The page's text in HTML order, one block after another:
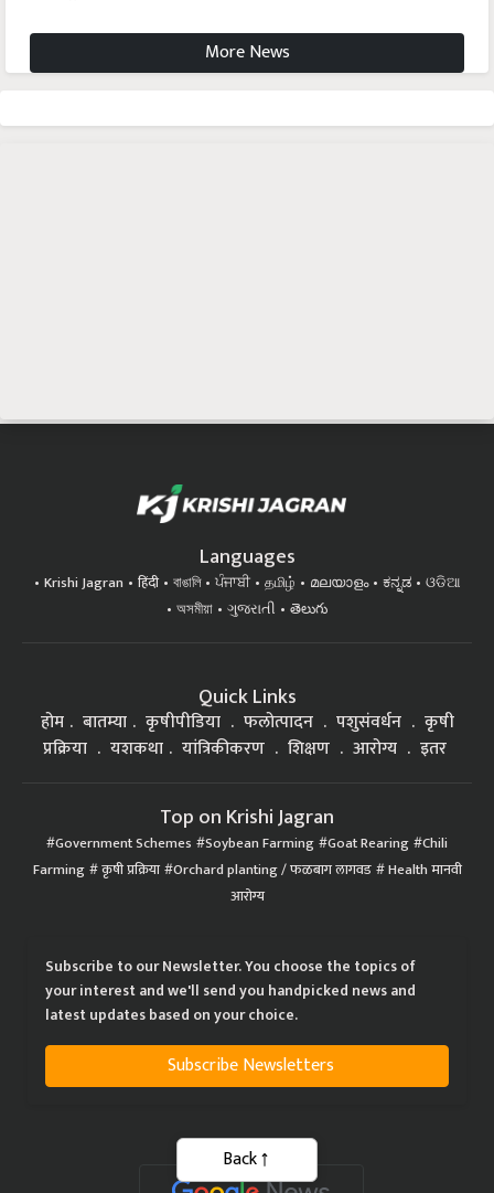
More News
বাঙালি ਪੰਜਾਬੀ தமிழ்
অসমীয়া
ગુજરાતી తెలుగు
कृषीपीडिया फलोत्पादन
प्रक्रिया
यशकथा यांत्रिकीकरण शिक्षण आरोग्य इतर
Government Schemes Soybean Farming Goat Rearing
Farming कृषी प्रक्रिया Orchard planting / फळबाग लागवड Health मानवी
आरोग्य
your interest and we'll send you handpicked news and
latest updates based on your choice.
Subscribe Newsletters
Back